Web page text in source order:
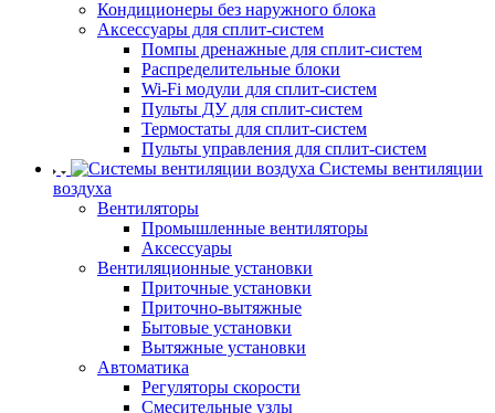
Кондиционеры без наружного блока
Аксессуары для сплит-систем
Помпы дренажные для сплит-систем
Распределительные блоки
Wi-Fi модули для сплит-систем
Пульты ДУ для сплит-систем
Термостаты для сплит-систем
Пульты управления для сплит-систем
Системы вентиляции
воздуха
Вентиляторы
Промышленные вентиляторы
Аксессуары
Вентиляционные установки
Приточные установки
Приточно-вытяжные
Бытовые установки
Вытяжные установки
Автоматика
Регуляторы скорости
Смесительные узлы